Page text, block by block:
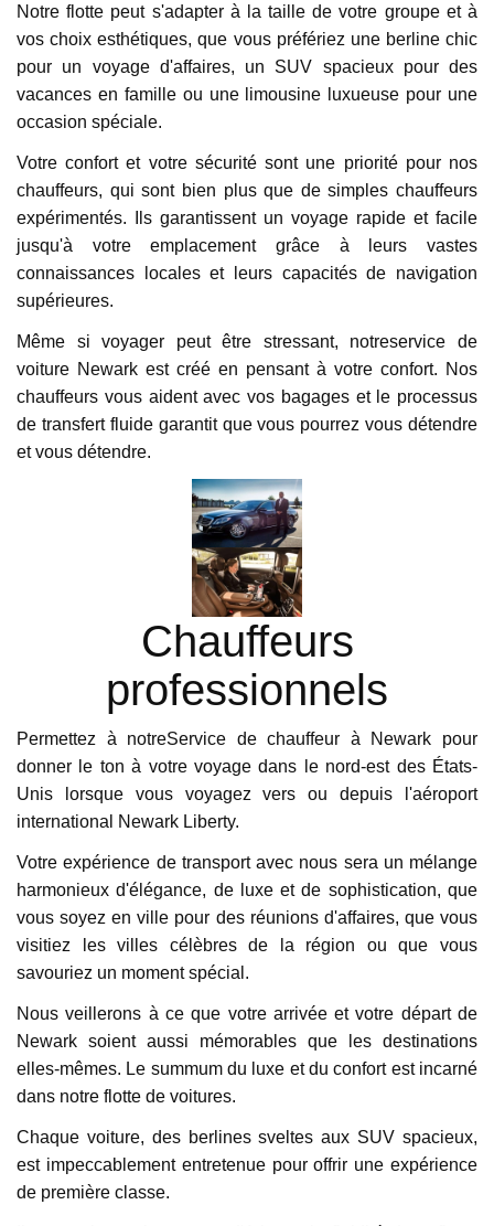
Notre flotte peut s'adapter à la taille de votre groupe et à
vos choix esthétiques, que vous préfériez une berline chic
pour un voyage d'affaires, un SUV spacieux pour des
vacances en famille ou une limousine luxueuse pour une
occasion spéciale.
Votre confort et votre sécurité sont une priorité pour nos
chauffeurs, qui sont bien plus que de simples chauffeurs
expérimentés. Ils garantissent un voyage rapide et facile
jusqu'à votre emplacement grâce à leurs vastes
connaissances locales et leurs capacités de navigation
supérieures.
Même si voyager peut être stressant, notreservice de
voiture Newark est créé en pensant à votre confort. Nos
chauffeurs vous aident avec vos bagages et le processus
de transfert fluide garantit que vous pourrez vous détendre
et vous détendre.
Chauffeurs
professionnels
Permettez à notreService de chauffeur à Newark pour
donner le ton à votre voyage dans le nord-est des États-
Unis lorsque vous voyagez vers ou depuis l'aéroport
international Newark Liberty.
Votre expérience de transport avec nous sera un mélange
harmonieux d'élégance, de luxe et de sophistication, que
vous soyez en ville pour des réunions d'affaires, que vous
visitiez les villes célèbres de la région ou que vous
savouriez un moment spécial.
Nous veillerons à ce que votre arrivée et votre départ de
Newark soient aussi mémorables que les destinations
elles-mêmes. Le summum du luxe et du confort est incarné
dans notre flotte de voitures.
Chaque voiture, des berlines sveltes aux SUV spacieux,
est impeccablement entretenue pour offrir une expérience
de première classe.